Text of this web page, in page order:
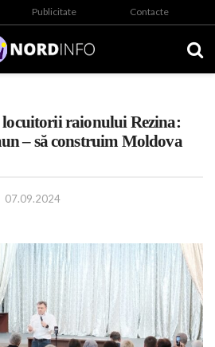
Publicitate Contacte
locuitorii raionului Rezina:
– să construim Moldova
07.09.2024